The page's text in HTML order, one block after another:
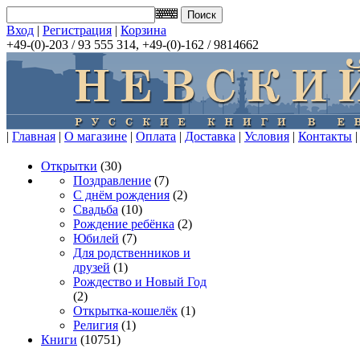
Вход | Регистрация | Корзина
+49-(0)-203 / 93 555 314, +49-(0)-162 / 9814662
| Главная | О магазине | Оплата | Доставка | Условия | Контакты |
Открытки (30)
Поздравление (7)
С днём рождения (2)
Свадьба (10)
Рождение ребёнка (2)
Юбилей (7)
Для родственников и
друзей (1)
Рождество и Новый Год
(2)
Открытка-кошелёк (1)
Религия (1)
Книги (10751)